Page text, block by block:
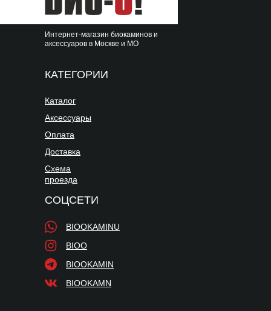
КАТЕГОРИИ
Аксессуары
Каталог
Оплата
Доставка
Схема
проезда
СОЦСЕТИ
BIOO
BIOOKAMINU
Интернет-магазин биокаминов и
аксессуаров в Москве и МО
BIOOKAMIN
BIOOKAMN